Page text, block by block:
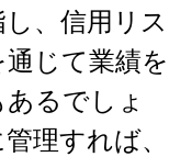
、信用リス
じて業績を
るでしょ
理すれば、